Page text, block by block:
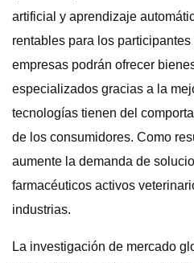
artificial y aprendizaje
rentables para los
empresas podrán ofrecer
especializados gracias a la
tecnologías tienen del
de los consumidores. Como
aumente la demanda de
farmacéuticos activos
industrias.
La investigación de mercado